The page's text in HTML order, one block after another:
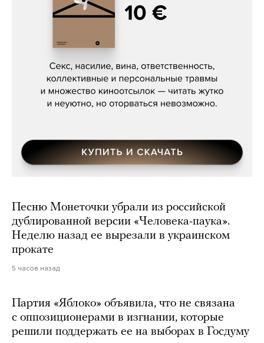
Сергей Кузнецов, «Мясорубка
Песню Монеточки убрали из российской
дублированной версии «Человека-паука».
Неделю назад ее вырезали в украинском
прокате
5 часов назад
Партия «Яблоко» объявила, что не связана
с оппозиционерами в изгнании, которые
решили поддержать ее на выборах в Госдуму